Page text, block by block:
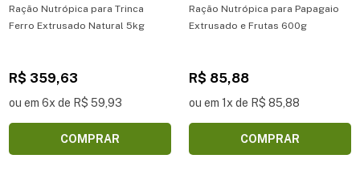
Ração Nutrópica para Trinca
Ferro Extrusado Natural 5kg
R$ 359,63
ou em 6x de R$ 59,93
COMPRAR
Ração Nutrópica para Papagaio
Extrusado e Frutas 600g
R$ 85,88
ou em 1x de R$ 85,88
COMPRAR